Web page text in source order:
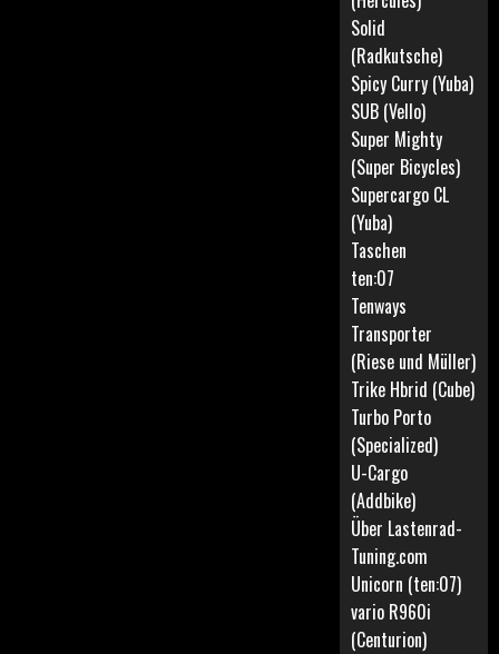
Solid
(Radkutsche)
Spicy Curry (Yuba)
SUB (Vello)
Super Mighty
(Super Bicycles)
Supercargo CL
(Yuba)
Taschen
ten:07
Tenways
Transporter
(Riese und Müller)
Trike Hbrid (Cube)
Turbo Porto
(Specialized)
U-Cargo
(Addbike)
Über Lastenrad-
Tuning.com
Unicorn (ten:07)
vario R960i
(Centurion)